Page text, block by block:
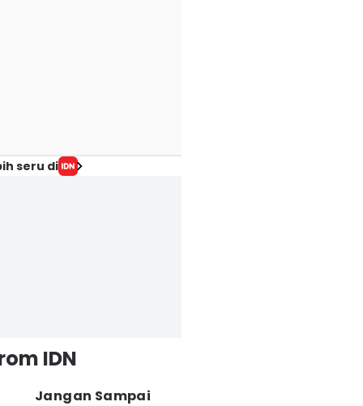
seru di
IDN
Jangan Sampai